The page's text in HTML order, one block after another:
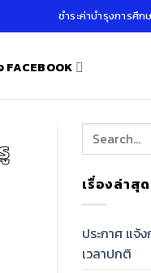
ชำระค่าบำรุงการศึก
FACEBOOK
เรื่องล่าสุด
ประกาศ แจ้
เวลาปกติ